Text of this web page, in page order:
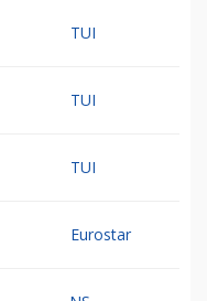
TUI
TUI
TUI
Eurostar